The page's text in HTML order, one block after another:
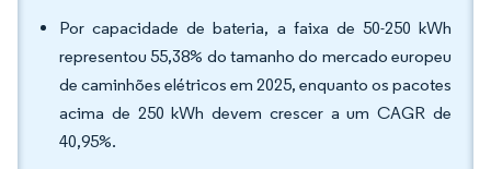
Por capacidade de bateria, a faixa de 50-250 kWh
representou 55,38% do tamanho do mercado europeu
de caminhões elétricos em 2025, enquanto os pacotes
acima de 250 kWh devem crescer a um CAGR de
40,95%.